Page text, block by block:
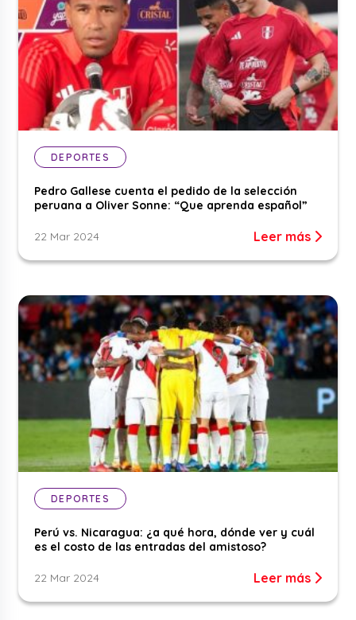
DEPORTES
Pedro Gallese cuenta el pedido de la selección
peruana a Oliver Sonne: “Que aprenda español”
22 Mar 2024 Leer más
DEPORTES
Perú vs. Nicaragua: ¿a qué hora, dónde ver y cuál
es el costo de las entradas del amistoso?
22 Mar 2024 Leer más